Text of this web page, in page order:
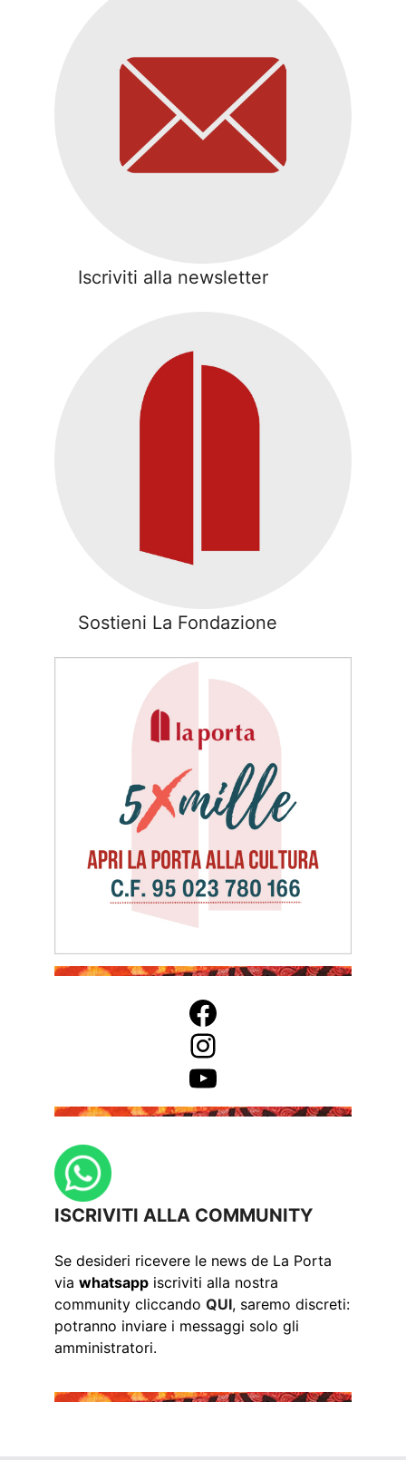
Iscriviti alla newsletter
Sostieni La Fondazione
Facebook
Instagram
YouTube
ISCRIVITI ALLA COMMUNITY
Se desideri ricevere le news de La Porta
via whatsapp iscriviti alla nostra
community cliccando QUI, saremo discreti:
potranno inviare i messaggi solo gli
amministratori.